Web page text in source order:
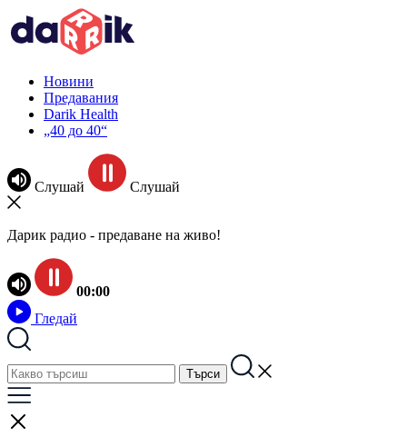
Новини
Предавания
Darik Health
„40 до 40“
Слушай Слушай
Дарик радио - предаване на живо!
00:00
Гледай